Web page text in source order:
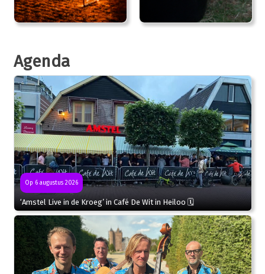
Agenda
Op 6 augustus 2026
‘Amstel Live in de Kroeg’ in Café De Wit in Heiloo 🗓